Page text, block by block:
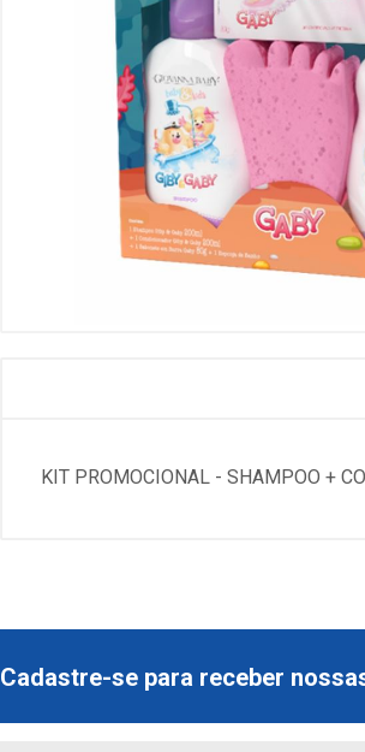
KIT PROMOCIONAL - SHAMPOO +
Cadastre-se para receber